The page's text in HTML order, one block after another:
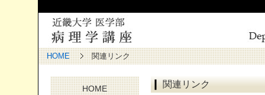
HOME 関連リンク
HOME 関連リンク